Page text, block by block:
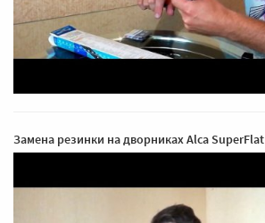
Замена резинки на дворниках Alca SuperFlat